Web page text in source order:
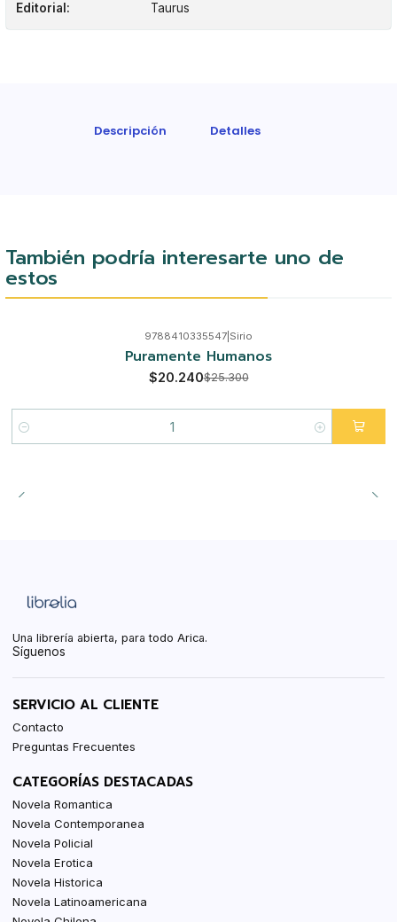
Editorial: Taurus
Descripción Detalles
También podría interesarte uno de
estos
9788410335547 Sirio
Puramente Humanos
$20.240$25.300
Cantidad
Una librería abierta, para todo Arica.
Síguenos
SERVICIO AL CLIENTE
Contacto
Preguntas Frecuentes
CATEGORÍAS DESTACADAS
Novela Romantica
Novela Contemporanea
Novela Policial
Novela Erotica
Novela Historica
Novela Latinoamericana